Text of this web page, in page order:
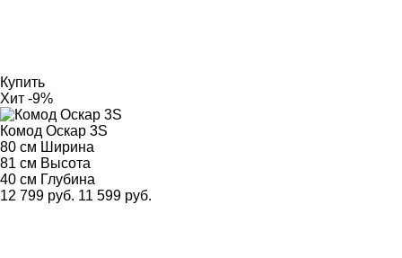
Купить
Хит -9%
Комод Оскар 3S
80 см Ширина
81 см Высота
40 см Глубина
12 799 руб. 11 599 руб.